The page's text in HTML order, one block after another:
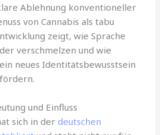
Ablehnung konventioneller
von Cannabis als tabu
zeigt, wie Sprache
verschmelzen und wie
neues Identitätsbewusstsein
und Einfluss
sich in derdeutschen